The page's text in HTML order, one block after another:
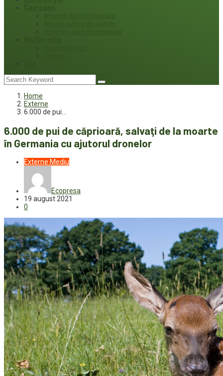
Home
Externe
6.000 de pui…
6.000 de pui de căprioară, salvaţi de la moarte
în Germania cu ajutorul dronelor
Externe Mediu
Ecopresa
19 august 2021
0